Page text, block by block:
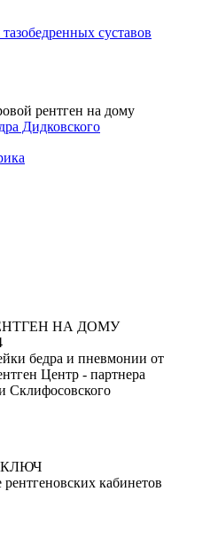
суставов
Дидковского
НА ДОМУ
бедра и пневмонии от
Центр - партнера
Склифосовского
КЛЮЧ
кабинетов